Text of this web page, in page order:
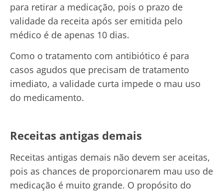
para retirar a medicação, pois o prazo de
validade da receita após ser emitida pelo
médico é de apenas 10 dias.
Como o tratamento com antibiótico é para
casos agudos que precisam de tratamento
imediato, a validade curta impede o mau uso
do medicamento.
Receitas antigas demais
Receitas antigas demais não devem ser aceitas,
pois as chances de proporcionarem mau uso de
medicação é muito grande. O propósito do